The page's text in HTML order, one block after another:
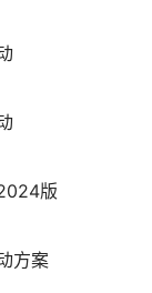
版
方案